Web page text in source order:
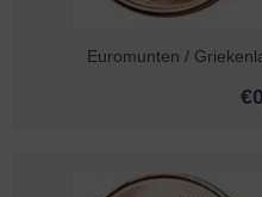
Euromunten /
€